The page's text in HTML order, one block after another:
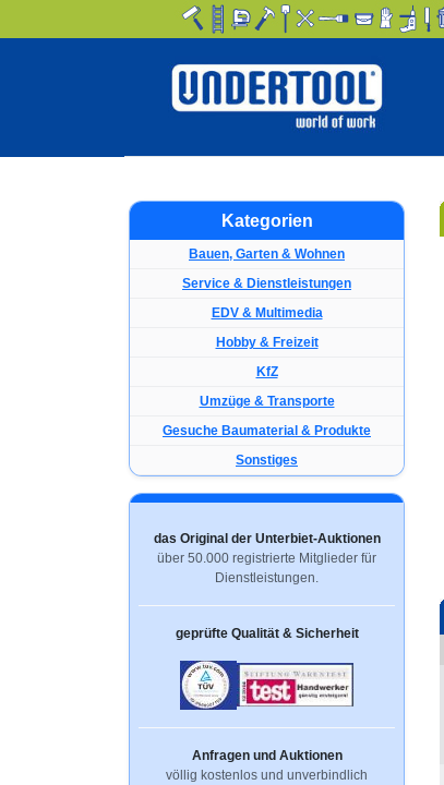
Kategorien
Bauen, Garten & Wohnen
Service & Dienstleistungen
EDV & Multimedia
Hobby & Freizeit
KfZ
Umzüge & Transporte
Gesuche Baumaterial & Produkte
Sonstiges
das Original der Unterbiet-Auktionen
über 50.000 registrierte Mitglieder für
Dienstleistungen.
geprüfte Qualität & Sicherheit
Anfragen und Auktionen
völlig kostenlos und unverbindlich